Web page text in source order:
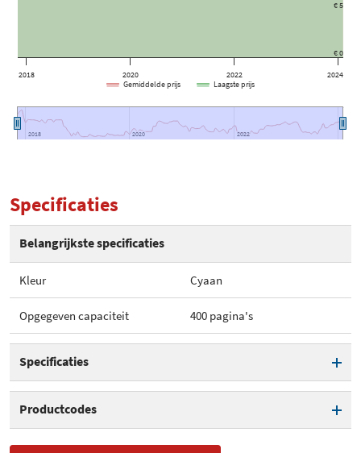
2018 2020 2022 2024
2018
2018 2020
2020 2022
2022
€ 0
€ 5
Gemiddelde prijs Laagste prijs
Specificaties
Belangrijkste specificaties
Kleur Cyaan
Opgegeven capaciteit 400 pagina's
Specificaties
Opgegeven capaciteit 400 pagina's
Productcodes
SKU
LC-3213C